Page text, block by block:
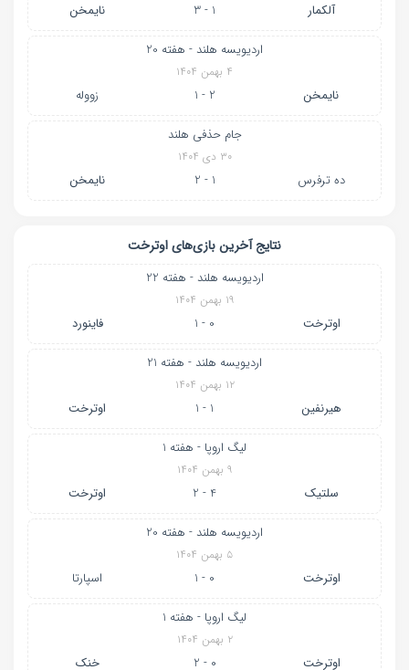
آلکمار 1 - 3 نایمخن
اردیویسه هلند - هفته 20
۴ بهمن ۱۴۰۴
نایمخن 2 - 1 زووله
جام حذفی هلند
۳۰ دی ۱۴۰۴
ده ترفرس 1 - 2 نایمخن
نتایج آخرین بازی‌های اوترخت
اردیویسه هلند - هفته 22
۱۹ بهمن ۱۴۰۴
اوترخت 0 - 1 فاینورد
اردیویسه هلند - هفته 21
۱۲ بهمن ۱۴۰۴
هیرنفین 1 - 1 اوترخت
لیگ اروپا - هفته 1
۹ بهمن ۱۴۰۴
سلتیک 4 - 2 اوترخت
اردیویسه هلند - هفته 20
۵ بهمن ۱۴۰۴
اوترخت 0 - 1 اسپارتا
لیگ اروپا - هفته 1
۲ بهمن ۱۴۰۴
اوترخت 0 - 2 خنک